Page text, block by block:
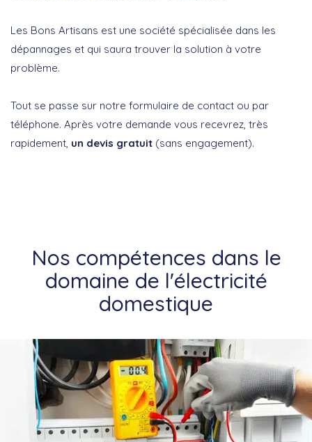
Les Bons Artisans est une société spécialisée dans les
dépannages et qui saura trouver la solution à votre
problème.
Tout se passe sur notre formulaire de contact ou par
téléphone. Après votre demande vous recevrez, très
rapidement, un devis gratuit (sans engagement).
Nos compétences dans le
domaine de l'électricité
domestique